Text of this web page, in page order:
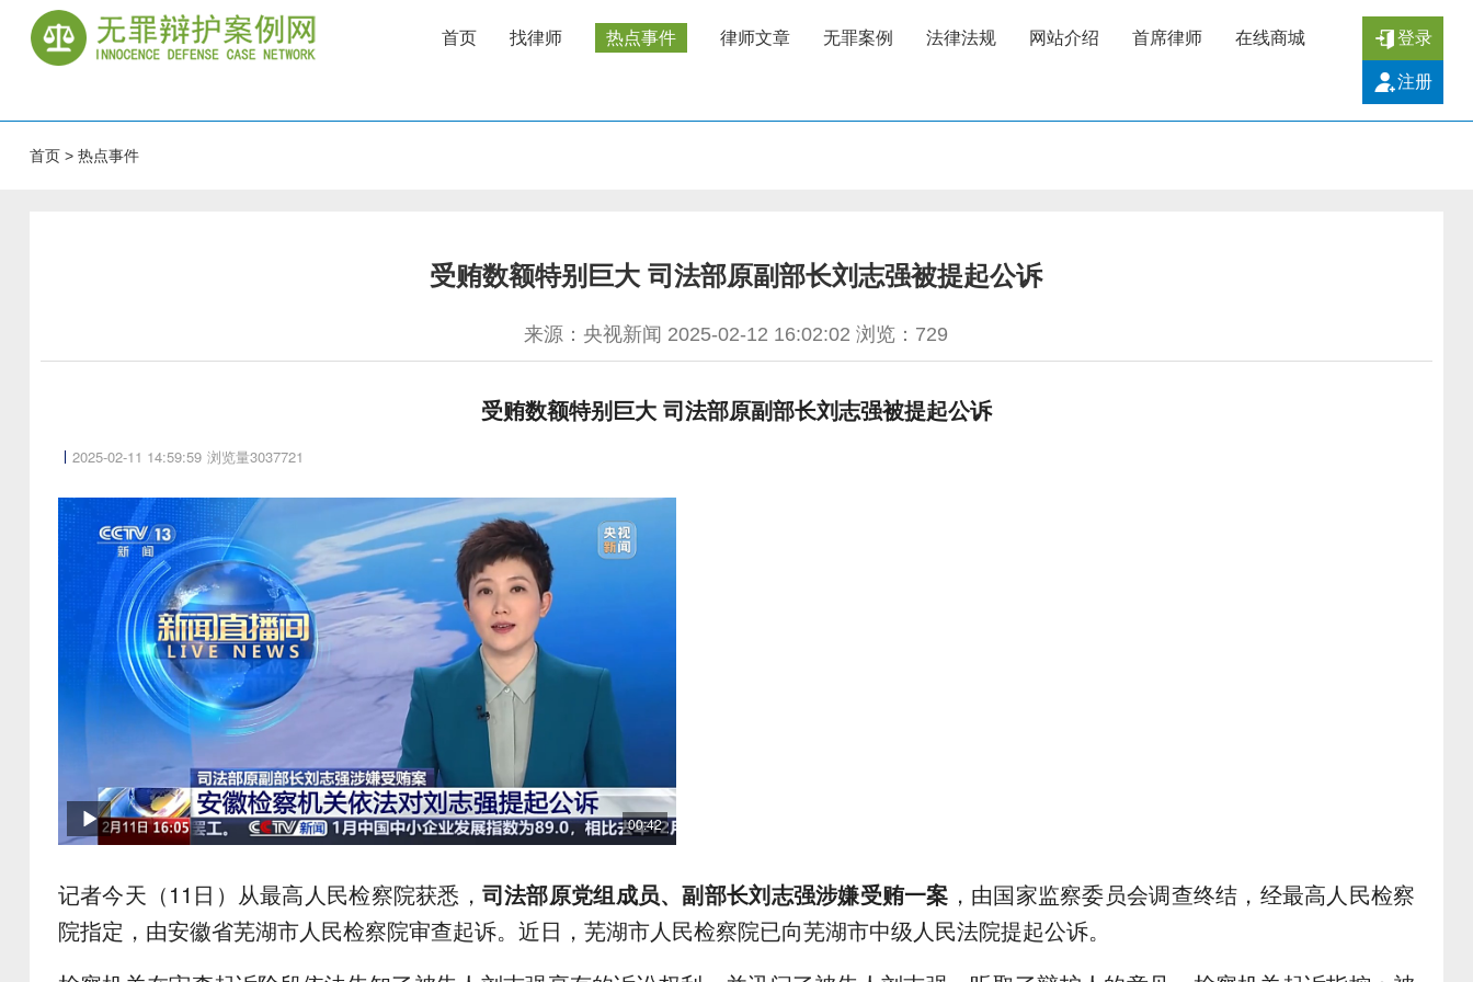
首页 找律师 热点事件 律师文章 无罪案例 法律法规 网站介绍 首席律师 在线商城 登录
注册
首页> 热点事件
受贿数额特别巨大 司法部原副部长刘志强被提起公诉
来源：央视新闻 2025-02-12 16:02:02 浏览： 729
受贿数额特别巨大 司法部原副部长刘志强被提起公诉
2025-02-11 14:59:59 浏览量3037721
00:42
记者今天（11日）从最高人民检察院获悉， 司法部原党组成员、副部长刘志强涉嫌受贿一案 ，由国家监察委员会调查终结，经最高人民检察
院指定，由安徽省芜湖市人民检察院审查起诉。近日，芜湖市人民检察院已向芜湖市中级人民法院提起公诉。